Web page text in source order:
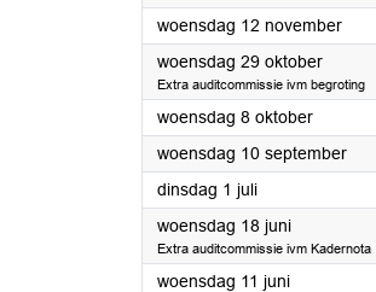
woensdag 12 november2025
woensdag 29 oktober2025
Extra auditcommissie ivm begroting
woensdag 8 oktober2025
woensdag 10 september2025
dinsdag 1 juli2025
woensdag 18 juni2025
Extra auditcommissie ivm Kadernota
woensdag 11 juni2025